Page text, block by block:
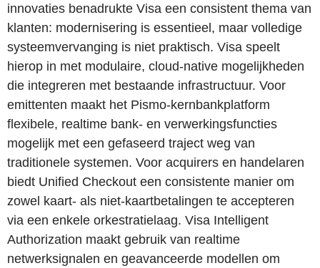
innovaties benadrukte Visa een consistent thema van
klanten: modernisering is essentieel, maar volledige
systeemvervanging is niet praktisch. Visa speelt
hierop in met modulaire, cloud-native mogelijkheden
die integreren met bestaande infrastructuur. Voor
emittenten maakt het Pismo-kernbankplatform
flexibele, realtime bank- en verwerkingsfuncties
mogelijk met een gefaseerd traject weg van
traditionele systemen. Voor acquirers en handelaren
biedt Unified Checkout een consistente manier om
zowel kaart- als niet-kaartbetalingen te accepteren
via een enkele orkestratielaag. Visa Intelligent
Authorization maakt gebruik van realtime
netwerksignalen en geavanceerde modellen om